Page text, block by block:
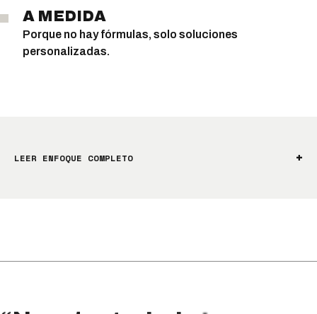
A MEDIDA
Porque no hay fórmulas, solo soluciones
personalizadas.
LEER ENFOQUE COMPLETO